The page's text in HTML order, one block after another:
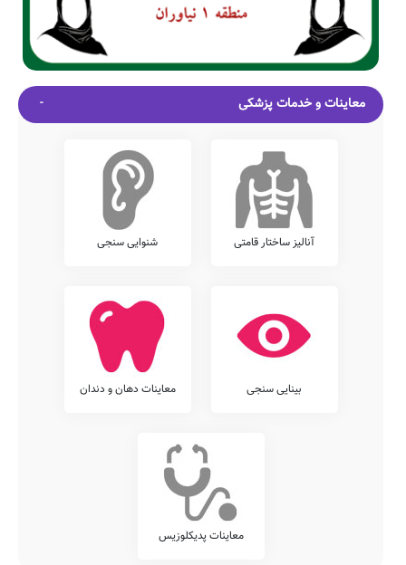
معاینات و خدمات پزشکی
آنالیز ساختار قامتی شنوایی سنجی
بینایی سنجی معاینات دهان و دندان
معاینات پدیکلوزیس